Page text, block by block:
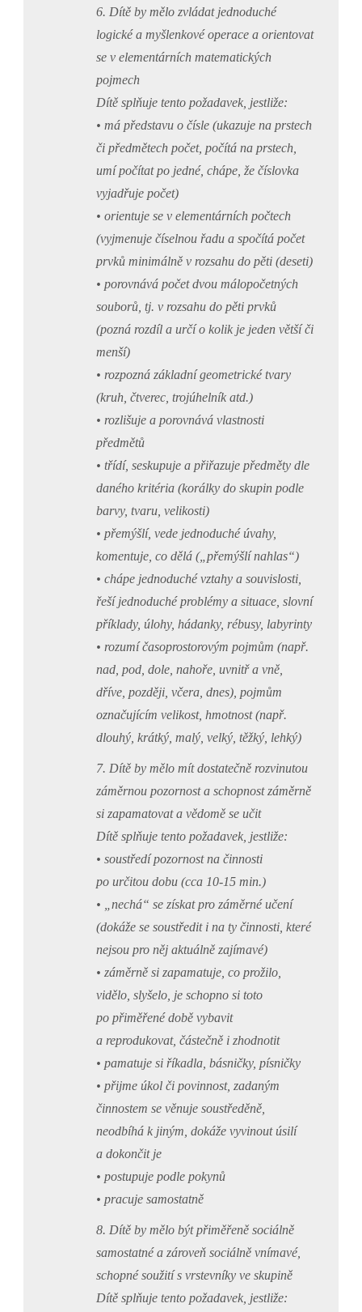
6. Dítě by mělo zvládat jednoduché
logické a myšlenkové operace a orientovat
se v elementárních matematických
pojmech
Dítě splňuje tento požadavek, jestliže:
• má představu o čísle (ukazuje na prstech
či předmětech počet, počítá na prstech,
umí počítat po jedné, chápe, že číslovka
vyjadřuje počet)
• orientuje se v elementárních počtech
(vyjmenuje číselnou řadu a spočítá počet
prvků minimálně v rozsahu do pěti (deseti)
• porovnává počet dvou málopočetných
souborů, tj. v rozsahu do pěti prvků
(pozná rozdíl a určí o kolik je jeden větší či
menší)
• rozpozná základní geometrické tvary
(kruh, čtverec, trojúhelník atd.)
• rozlišuje a porovnává vlastnosti
předmětů
• třídí, seskupuje a přiřazuje předměty dle
daného kritéria (korálky do skupin podle
barvy, tvaru, velikosti)
• přemýšlí, vede jednoduché úvahy,
komentuje, co dělá („přemýšlí nahlas“)
• chápe jednoduché vztahy a souvislosti,
řeší jednoduché problémy a situace, slovní
příklady, úlohy, hádanky, rébusy, labyrinty
• rozumí časoprostorovým pojmům (např.
nad, pod, dole, nahoře, uvnitř a vně,
dříve, později, včera, dnes), pojmům
označujícím velikost, hmotnost (např.
dlouhý, krátký, malý, velký, těžký, lehký)
7. Dítě by mělo mít dostatečně rozvinutou
záměrnou pozornost a schopnost záměrně
si zapamatovat a vědomě se učit
Dítě splňuje tento požadavek, jestliže:
• soustředí pozornost na činnosti
po určitou dobu (cca 10-15 min.)
• „nechá“ se získat pro záměrné učení
(dokáže se soustředit i na ty činnosti, které
nejsou pro něj aktuálně zajímavé)
• záměrně si zapamatuje, co prožilo,
vidělo, slyšelo, je schopno si toto
po přiměřené době vybavit
a reprodukovat, částečně i zhodnotit
• pamatuje si říkadla, básničky, písničky
• přijme úkol či povinnost, zadaným
činnostem se věnuje soustředěně,
neodbíhá k jiným, dokáže vyvinout úsilí
a dokončit je
• postupuje podle pokynů
• pracuje samostatně
8. Dítě by mělo být přiměřeně sociálně
samostatné a zároveň sociálně vnímavé,
schopné soužití s vrstevníky ve skupině
Dítě splňuje tento požadavek, jestliže: